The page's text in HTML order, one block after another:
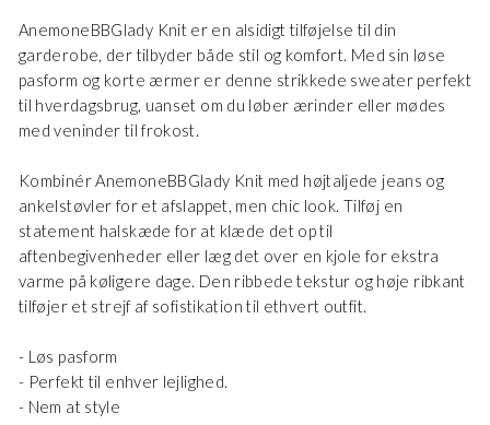
Danmark - DK
AnemoneBBGlady Knit er en alsidigt tilføjelse til din
garderobe, der tilbyder både stil og komfort. Med sin løse
pasform og korte ærmer er denne strikkede sweater perfekt
til hverdagsbrug, uanset om du løber ærinder eller mødes
med veninder til frokost.
Kombinér AnemoneBBGlady Knit med højtaljede jeans og
ankelstøvler for et afslappet, men chic look. Tilføj en
statement halskæde for at klæde det op til
aftenbegivenheder eller læg det over en kjole for ekstra
varme på køligere dage. Den ribbede tekstur og høje ribkant
tilføjer et strejf af sofistikation til ethvert outfit.
- Løs pasform
- Perfekt til enhver lejlighed.
- Nem at style